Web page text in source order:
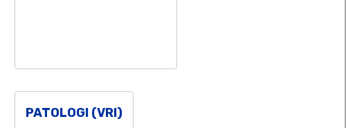
PATOLOGI (VRI)